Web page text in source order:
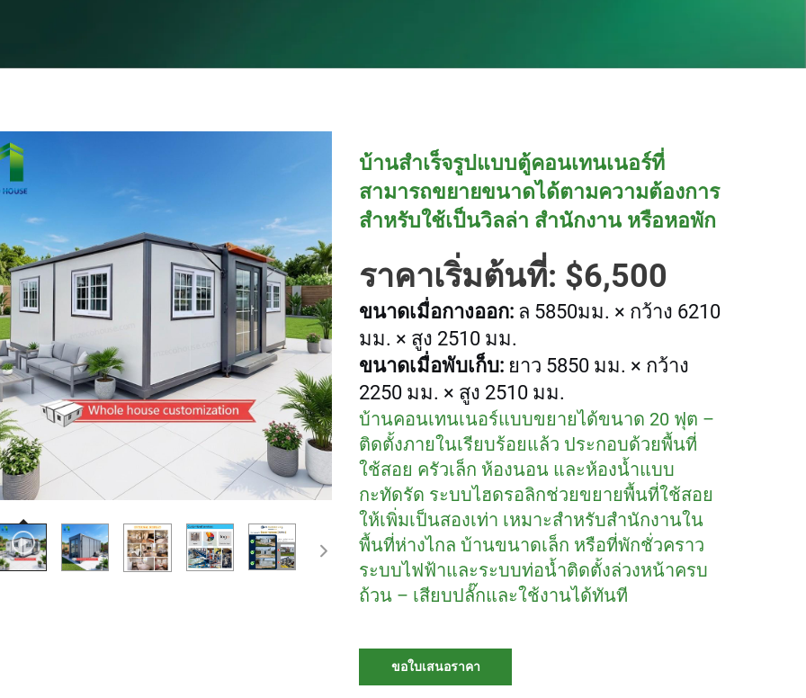
บ้านสำเร็จรูปแบบตู้คอนเทนเนอร์ที่
สามารถขยายขนาดได้ตามความต้องการ
สำหรับใช้เป็นวิลล่า สำนักงาน หรือหอพัก
ราคาเริ่มต้นที่: $6,500
ขนาดเมื่อกางออก: ล 5850มม. × กว้าง 6210
มม. × สูง 2510 มม.
ขนาดเมื่อพับเก็บ: ยาว 5850 มม. × กว้าง
2250 มม. × สูง 2510 มม.
บ้านคอนเทนเนอร์แบบขยายได้ขนาด 20 ฟุต –
ติดตั้งภายในเรียบร้อยแล้ว ประกอบด้วยพื้นที่
ใช้สอย ครัวเล็ก ห้องนอน และห้องน้ำแบบ
กะทัดรัด ระบบไฮดรอลิกช่วยขยายพื้นที่ใช้สอย
ให้เพิ่มเป็นสองเท่า เหมาะสำหรับสำนักงานใน
พื้นที่ห่างไกล บ้านขนาดเล็ก หรือที่พักชั่วคราว
ระบบไฟฟ้าและระบบท่อน้ำติดตั้งล่วงหน้าครบ
ถ้วน – เสียบปลั๊กและใช้งานได้ทันที
ขอใบเสนอราคา